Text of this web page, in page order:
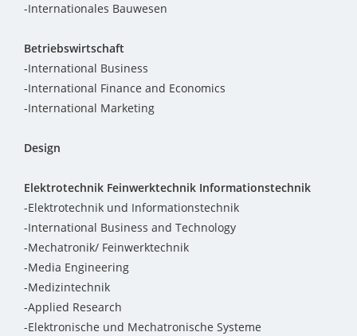
-Internationales Bauwesen
Betriebswirtschaft
-International Business
-International Finance and Economics
-International Marketing
Design
Elektrotechnik Feinwerktechnik Informationstechnik
-Elektrotechnik und Informationstechnik
-International Business and Technology
-Mechatronik/ Feinwerktechnik
-Media Engineering
-Medizintechnik
-Applied Research
-Elektronische und Mechatronische Systeme